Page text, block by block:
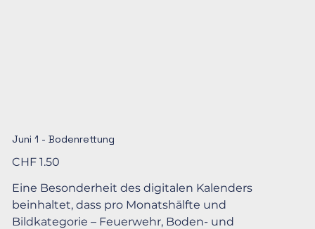
Juni 1 - Bodenrettung
Preis
CHF 1.50
Eine Besonderheit des digitalen Kalenders
beinhaltet, dass pro Monatshälfte und
Bildkategorie – Feuerwehr, Boden- und